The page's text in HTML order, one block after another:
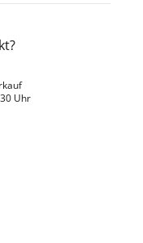
Uhr